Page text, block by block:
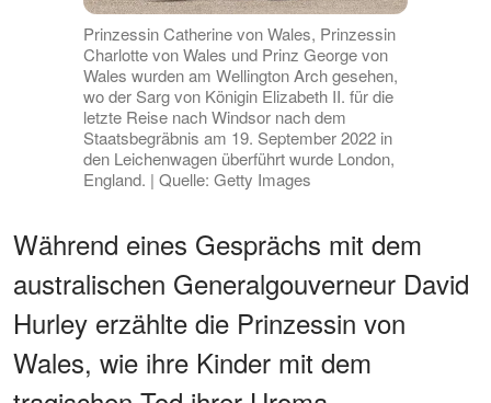
Prinzessin Catherine von Wales, Prinzessin
Charlotte von Wales und Prinz George von
Wales wurden am Wellington Arch gesehen,
wo der Sarg von Königin Elizabeth II. für die
letzte Reise nach Windsor nach dem
Staatsbegräbnis am 19. September 2022 in
den Leichenwagen überführt wurde London,
England. | Quelle: Getty Images
Während eines Gesprächs mit dem
australischen Generalgouverneur David
Hurley erzählte die Prinzessin von
Wales, wie ihre Kinder mit dem